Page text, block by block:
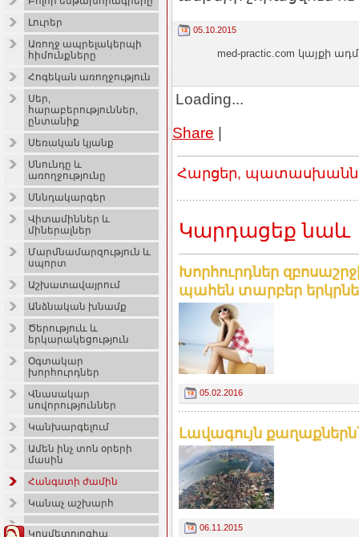
Լուրեր
Առողջ ապրելակերպի
հիմունքները
Հոգեկան առողջություն
Սեր,
հարաբերություններ,
ընտանիք
Սեռական կյանք
Սնունդը և
առողջությունը
Սննդակարգեր
Վիտամիններ և
միներալներ
Մարմնամարզություն և
սպորտ
Աշխատավայրում
Անձնական խնամք
Ծերություև և
երկարակեցություն
Օգտակար
խորհուրդներ
Վնասակար
սովորություններ
Կանխարգելում
Ամեն ինչ տոն օրերի
մասին
Հանգստի ժամին
Կանաչ աշխարհ
Կոսմետոլոգիա
05.10.2015
med-practic.com կայքի
Loading...
Share |
Հարցեր,
Կարդացեք նաև
Խորհուրդներ
պահեն տարբեր
05.02.2016
Լավագույն
06.11.2015